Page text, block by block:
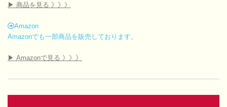
▶ 商品を見る 》》》
Amazon
Amazonでも一部商品を販売しております。
▶ Amazonで見る 》》》